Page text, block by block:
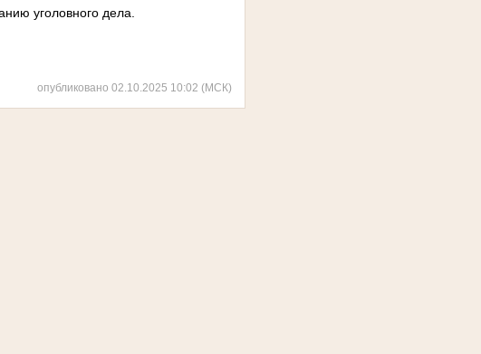
уголовного дела.
опубликовано 02.10.2025 10:02 (МСК)